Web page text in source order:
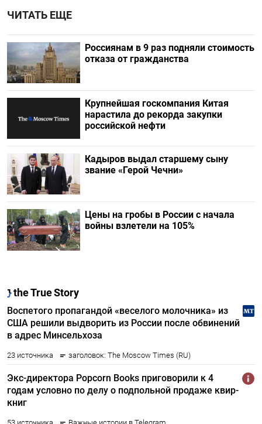
ЧИТАТЬ ЕЩЕ
Россиянам в 9 раз подняли стоимость
отказа от гражданства
Крупнейшая госкомпания Китая
нарастила до рекорда закупки
российской нефти
Кадыров выдал старшему сыну
звание «Герой Чечни»
Цены на гробы в России с начала
войны взлетели на 105%